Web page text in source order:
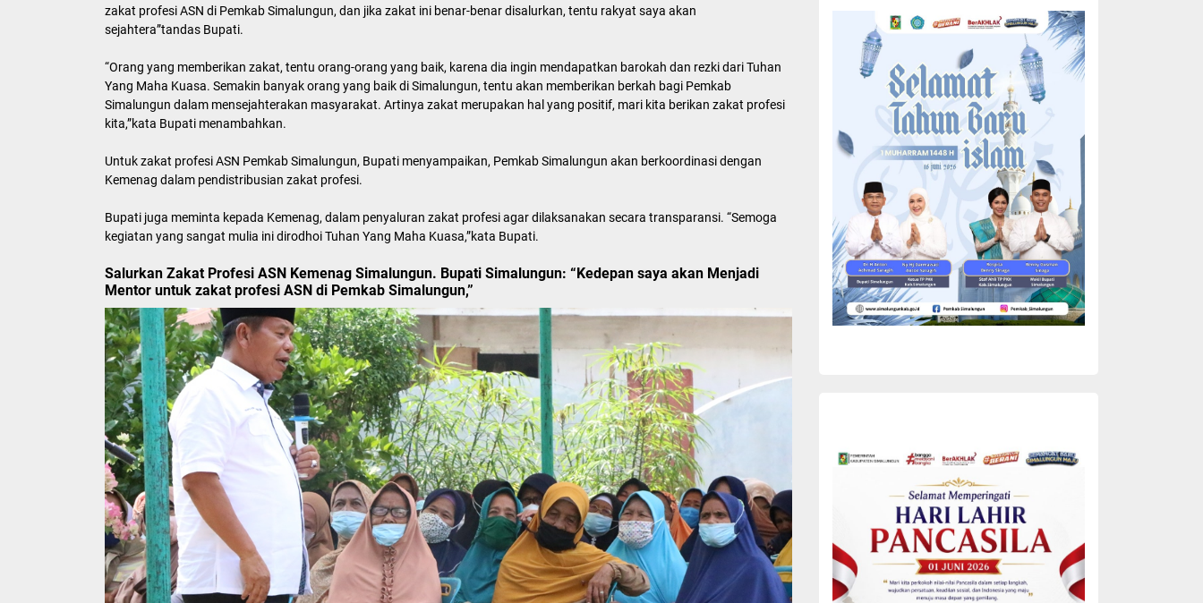
zakat profesi ASN di Pemkab Simalungun, dan jika zakat ini benar-benar disalurkan, tentu rakyat saya akan
sejahtera”tandas Bupati.
“Orang yang memberikan zakat, tentu orang-orang yang baik, karena dia ingin mendapatkan barokah dan rezki dari Tuhan
Yang Maha Kuasa. Semakin banyak orang yang baik di Simalungun, tentu akan memberikan berkah bagi Pemkab
Simalungun dalam mensejahterakan masyarakat. Artinya zakat merupakan hal yang positif, mari kita berikan zakat profesi
kita,”kata Bupati menambahkan.
Untuk zakat profesi ASN Pemkab Simalungun, Bupati menyampaikan, Pemkab Simalungun akan berkoordinasi dengan
Kemenag dalam pendistribusian zakat profesi.
Bupati juga meminta kepada Kemenag, dalam penyaluran zakat profesi agar dilaksanakan secara transparansi. “Semoga
kegiatan yang sangat mulia ini dirodhoi Tuhan Yang Maha Kuasa,”kata Bupati.
Salurkan Zakat Profesi ASN Kemenag Simalungun. Bupati Simalungun: “Kedepan saya akan Menjadi
Mentor untuk zakat profesi ASN di Pemkab Simalungun,”